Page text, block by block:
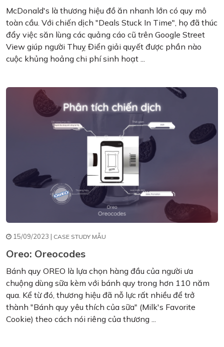
McDonald's là thương hiệu đồ ăn nhanh lớn có quy mô
toàn cầu. Với chiến dịch "Deals Stuck In Time", họ đã thúc
đẩy việc săn lùng các quảng cáo cũ trên Google Street
View giúp người Thuỵ Điển giải quyết được phần nào
cuộc khủng hoảng chi phí sinh hoạt ...
15/09/2023 | CASE STUDY MẪU
Oreo: Oreocodes
Bánh quy OREO là lựa chọn hàng đầu của người ưa
chuộng dùng sữa kèm với bánh quy trong hơn 110 năm
qua. Kể từ đó, thương hiệu đã nỗ lực rất nhiều để trở
thành "Bánh quy yêu thích của sữa" (Milk's Favorite
Cookie) theo cách nói riêng của thương ...